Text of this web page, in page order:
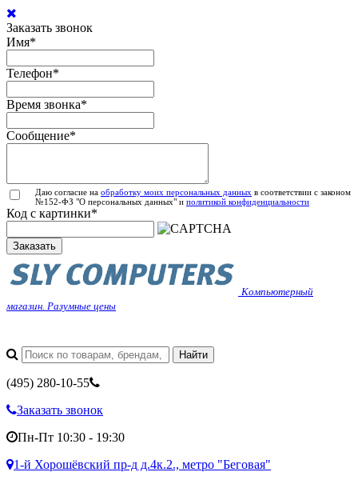
Заказать звонок
Имя*
Телефон*
Время звонка*
Сообщение*
Даю согласие на обработку моих персональных данных в соответствии с законом
№152-ФЗ "О персональных данных" и политикой конфиденциальности
Код с картинки*
Заказать
Компьютерный
магазин. Разумные цены
(495) 280-10-55
Заказать звонок
Пн-Пт 10:30 - 19:30
1-й Хорошёвский пр-д д.4к.2., метро "Беговая"